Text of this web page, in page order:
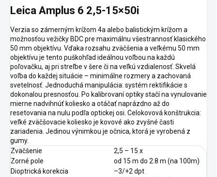
Leica Amplus 6 2,5-15×50i
Verzia so zámerným krížom 4a alebo balistickým krížom a
možnosťou vežičky BDC pre maximálnu všestrannosť klasického
50 mm objektívu. Vďaka rozsahu zväčšenia a veľkému 50 mm
objektívu je tento puškohľad ideálnou voľbou na každú
poľovačku, aj pri streľbe v šere či na veľkú vzdialenosť. Skvelá
voľba do každej situácie – minimálne rozmery a zachovaná
svetelnosť. Jednoduchá manipulácia: systém rektifikácie s
dokonalou presnosťou. Po kalibrovaní optiky stačí na vynulovanie
mierne nadvihnúť koliesko a otáčať naprázdno až do
resetovania na nulu podľa optickej osi. Celokovová konštrukcia:
veľké zväčšovacie koliesko je kovové ako zvyšné časti
zariadenia. Jedinou výnimkou je očnica, ktorá je vyrobená z
gumy.
Zväčšenie
2,5 – 15 x
Zorné pole
od 15 m do 2.8 m (na 100m)
Dioptrická korekcia
–3/+2 dpt